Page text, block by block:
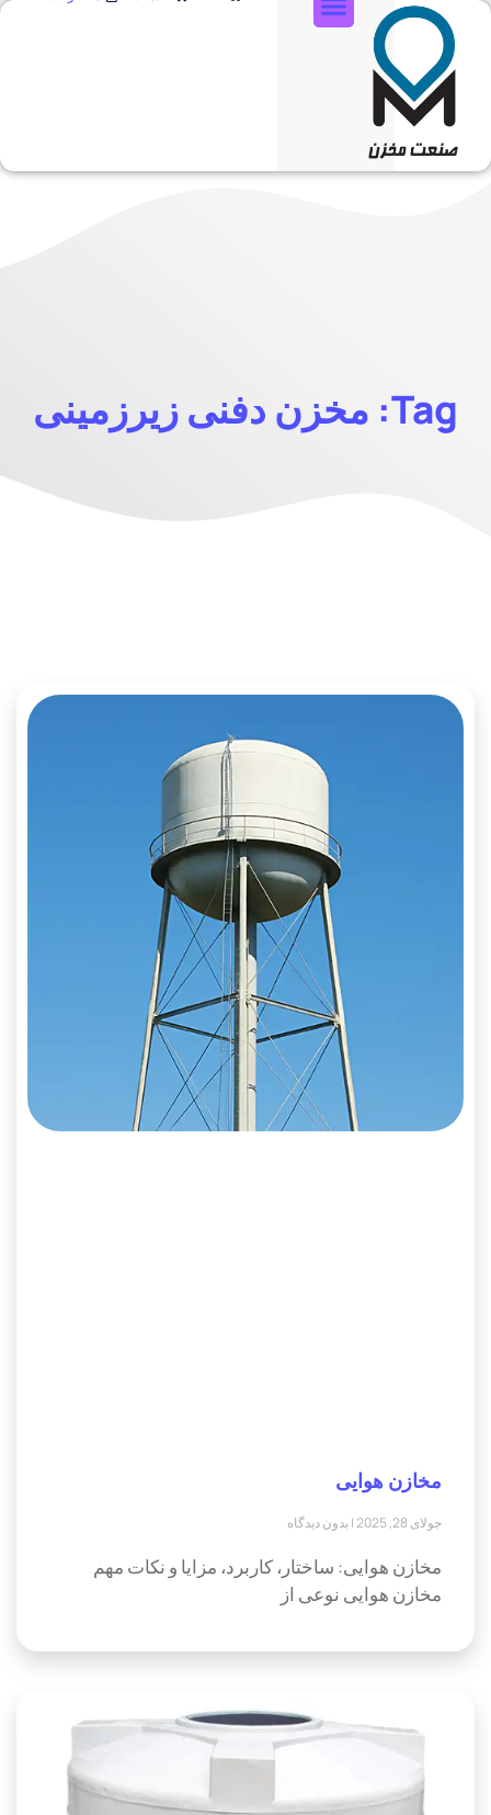
Tag: مخزن دفنی زیرزمینی
مخازن هوایی
جولای 28, 2025 بدون دیدگاه
مخازن هوایی: ساختار، کاربرد، مزایا و نکات مهم
مخازن هوایی نوعی از